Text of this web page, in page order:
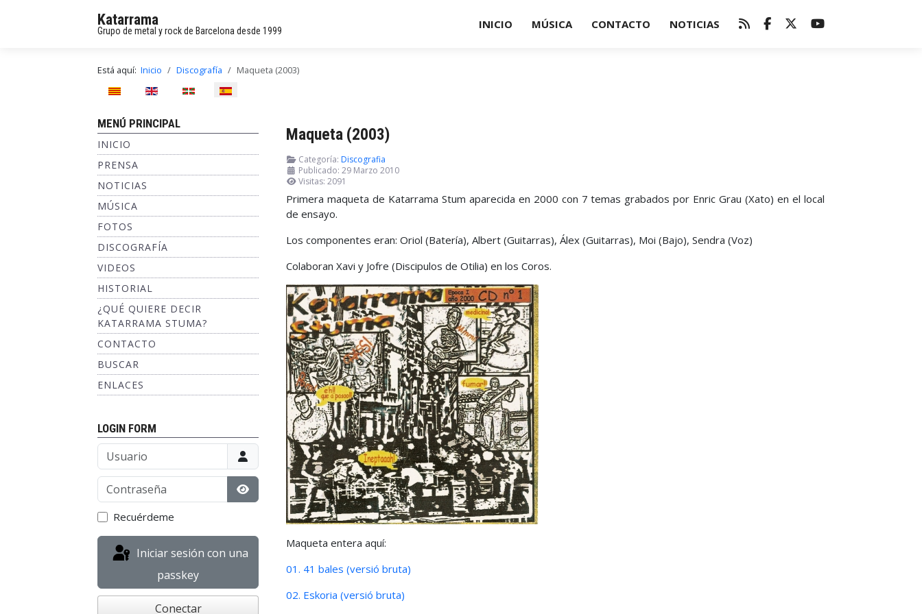
Katarrama
Grupo de metal y rock de Barcelona desde 1999 INICIO MÚSICA CONTACTO NOTICIAS
Está aquí: Inicio Discografía Maqueta (2003)
Seleccione su idioma
MENÚ PRINCIPAL
INICIO
PRENSA
NOTICIAS
MÚSICA
FOTOS
DISCOGRAFÍA
VIDEOS
HISTORIAL
¿QUÉ QUIERE DECIR
KATARRAMA STUMA?
CONTACTO
BUSCAR
ENLACES
LOGIN FORM
Usuario
Contraseña
Mostrar contraseña
Recuérdeme
passkey
Conectar
Maqueta (2003)
Categoría: Discografia
Publicado: 29 Marzo 2010
Visitas: 2091
Primera maqueta de Katarrama Stum aparecida en 2000 con 7 temas grabados por Enric Grau (Xato) en el local
de ensayo.
Los componentes eran: Oriol (Batería), Albert (Guitarras), Álex (Guitarras), Moi (Bajo), Sendra (Voz)
Colaboran Xavi y Jofre (Discipulos de Otilia) en los Coros.
Maqueta entera aquí:
01. 41 bales (versió bruta)
02. Eskoria (versió bruta)